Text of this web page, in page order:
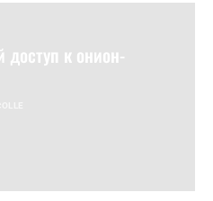
доступ к онион-